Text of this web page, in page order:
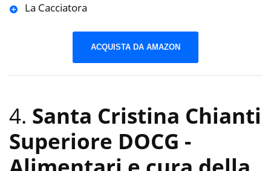
La Cacciatora
ACQUISTA DA AMAZON
4. Santa Cristina Chianti
Superiore DOCG -